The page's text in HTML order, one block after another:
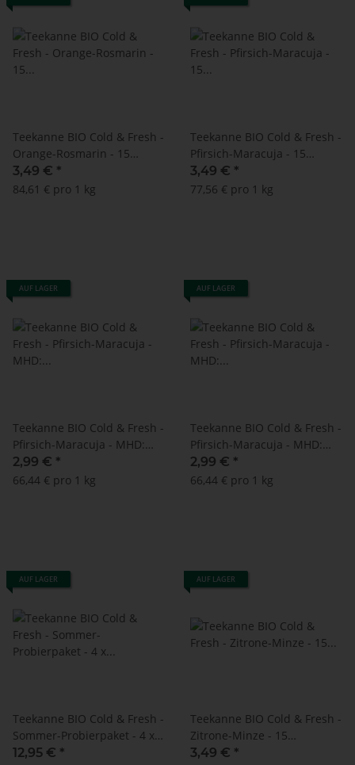
Teekanne BIO Cold & Fresh -
Orange-Rosmarin - 15
Doppelkammerbeutel à 2,75
g
3,49 € *
84,61 € pro 1 kg
Teekanne BIO Cold & Fresh -
Pfirsich-Maracuja - 15
Doppelkammerbeutel à 3 g
3,49 € *
77,56 € pro 1 kg
AUF LAGER
Teekanne BIO Cold & Fresh -
Pfirsich-Maracuja - MHD:
28.02.2025 ! (15
Doppelkammerbeutel à 3 g)
2,99 € *
66,44 € pro 1 kg
AUF LAGER
Teekanne BIO Cold & Fresh -
Pfirsich-Maracuja - MHD:
31.01.2026 ! (15
Doppelkammerbeutel à 3 g)
2,99 € *
66,44 € pro 1 kg
AUF LAGER
Teekanne BIO Cold & Fresh -
Sommer-Probierpaket - 4 x
15 Doppelkammerbeutel
12,95 € *
AUF LAGER
Teekanne BIO Cold & Fresh -
Zitrone-Minze - 15
Doppelkammerbeutel à 2,75
3,49 € *